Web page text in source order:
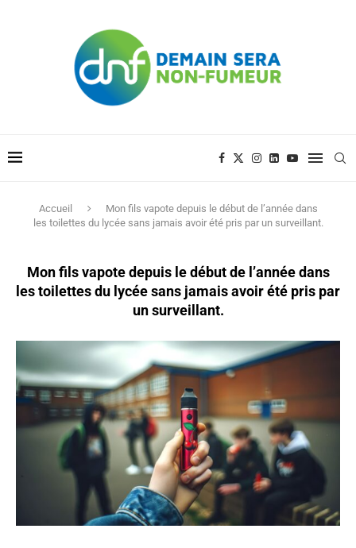
Accueil
Mon fils vapote depuis le début de l’année dans
les toilettes du lycée sans jamais avoir été pris par un surveillant.
Mon fils vapote depuis le début de l’année dans
les toilettes du lycée sans jamais avoir été pris par
un surveillant.